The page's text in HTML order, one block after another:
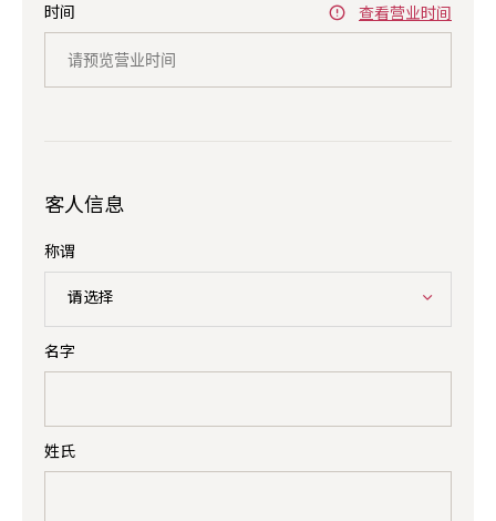
查看营业时间
时间
客人信息
称谓
请选择
名字
姓氏